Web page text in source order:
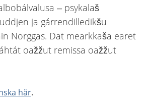
– psykalaš
ja gárrendilledikšu
Norggas. Dat mearkkaša earet
oažžut remissa oažžut
här.